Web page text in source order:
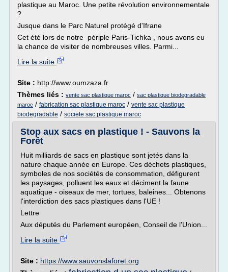
plastique au Maroc. Une petite révolution environnementale
?
Jusque dans le Parc Naturel protégé d'Ifrane
Cet été lors de notre périple Paris-Tichka , nous avons eu
la chance de visiter de nombreuses villes. Parmi...
Lire la suite
Site : http://www.oumzaza.fr
Thèmes liés : vente sac plastique maroc / sac plastique biodegradable
maroc / fabrication sac plastique maroc / vente sac plastique
biodegradable / societe sac plastique maroc
Stop aux sacs en plastique ! - Sauvons la
Forêt
Huit milliards de sacs en plastique sont jetés dans la
nature chaque année en Europe. Ces déchets plastiques,
symboles de nos sociétés de consommation, défigurent
les paysages, polluent les eaux et déciment la faune
aquatique - oiseaux de mer, tortues, baleines... Obtenons
l'interdiction des sacs plastiques dans l'UE !
Lettre
Aux députés du Parlement européen, Conseil de l'Union...
Lire la suite
Site : https://www.sauvonslaforet.org